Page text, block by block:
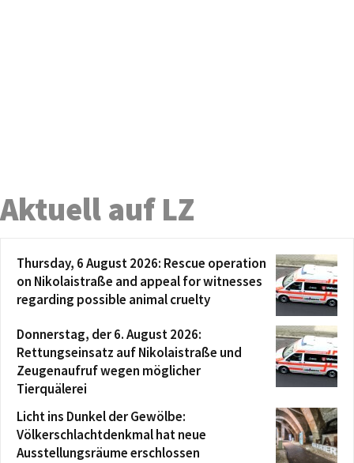
Aktuell auf LZ
Thursday, 6 August 2026: Rescue operation
on Nikolaistraße and appeal for witnesses
regarding possible animal cruelty
Donnerstag, der 6. August 2026:
Rettungseinsatz auf Nikolaistraße und
Zeugenaufruf wegen möglicher
Tierquälerei
Licht ins Dunkel der Gewölbe:
Völkerschlachtdenkmal hat neue
Ausstellungsräume erschlossen